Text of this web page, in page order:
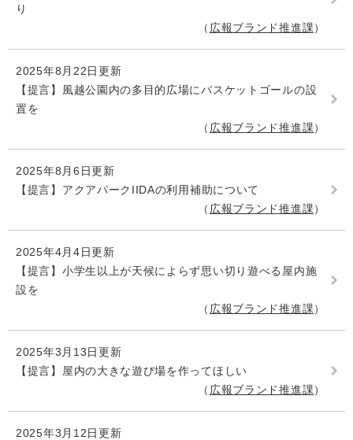
り
広報ブランド推進課
2025年8月22日更新
【提言】風越公園内の多目的広場にバスケットゴールの設
置を
広報ブランド推進課
2025年8月6日更新
【提言】アクアパークIIDAの利用補助について
広報ブランド推進課
2025年4月4日更新
【提言】小学生以上が天候によらず思い切り遊べる屋内施
設を
広報ブランド推進課
2025年3月13日更新
【提言】屋内の大きな遊び場を作ってほしい
広報ブランド推進課
2025年3月12日更新